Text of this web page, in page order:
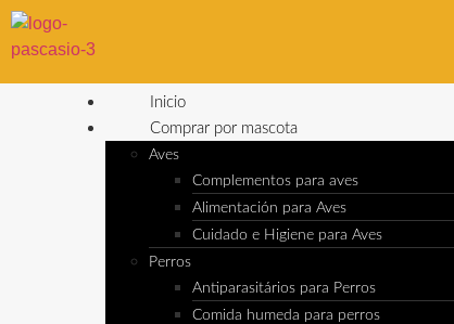
Inicio
Comprar por mascota
Aves
Complementos para aves
Alimentación para Aves
Cuidado e Higiene para Aves
Perros
Antiparasitários para Perros
Comida humeda para perros